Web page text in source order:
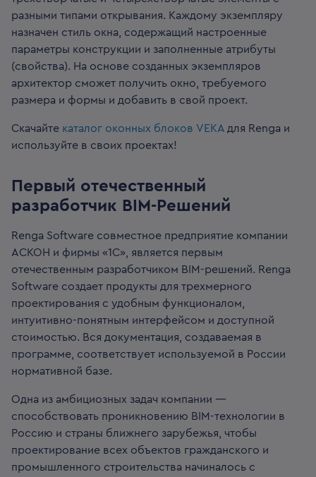
разными типами открывания. Каждому экземпляру
назначен стиль окна, содержащий настроенные
параметры конструкции и заполненные атрибуты
(свойства). На основе созданных экземпляров
архитектор сможет получить окно, требуемого
размера и формы и добавить в свой проект.
Скачайте каталог оконных блоков VEKA для Renga и
используйте в своих проектах!
Первый отечественный
разработчик BIM-Решений
Renga Software совместное предприятие компании
АСКОН и фирмы «1С», является первым
отечественным разработчиком BIM-решений. Renga
Software создает продукты для трехмерного
проектирования с удобным функционалом,
интуитивно-понятным интерфейсом и доступной
стоимостью. Вся документация, создаваемая в
программе, соответствует используемой в России
нормативной базе.
Одна из амбициозных задач компании —
способствовать проникновению BIM-технологии в
Россию и страны ближнего зарубежья, чтобы
проектирование всех объектов гражданского и
промышленного строительства начиналось с